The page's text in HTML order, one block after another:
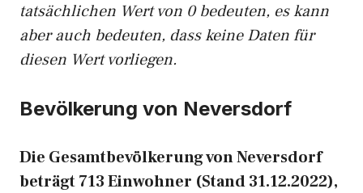
tatsächlichen Wert von 0 bedeuten, es kann
aber auch bedeuten, dass keine Daten für
diesen Wert vorliegen.
Bevölkerung von Neversdorf
Die Gesamtbevölkerung von Neversdorf
beträgt 713 Einwohner (Stand 31.12.2022),